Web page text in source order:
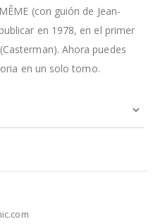
(con guión de Jean-
en 1978, en el primer
Ahora puedes
en un solo tomo.